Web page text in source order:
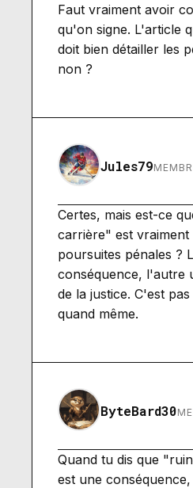
Faut vraiment avoir
qu'on signe. L'article
doit bien détailler les
non ?
Jules79
Certes, mais est-ce
carrière" est vraiment
poursuites pénales ?
conséquence, l'autre
de la justice. C'est
quand même.
ByteBard30
Quand tu dis que
est une